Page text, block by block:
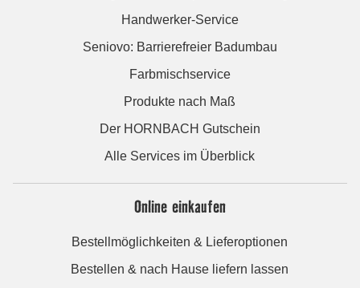
Handwerker-Service
Seniovo: Barrierefreier Badumbau
Farbmischservice
Produkte nach Maß
Der HORNBACH Gutschein
Alle Services im Überblick
Online einkaufen
Bestellmöglichkeiten & Lieferoptionen
Bestellen & nach Hause liefern lassen